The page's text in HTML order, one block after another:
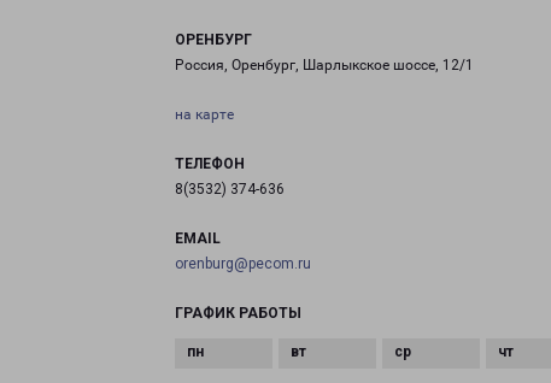
ОРЕНБУРГ
Россия, Оренбург, Шарлыкское шоссе, 12/1
на карте
ТЕЛЕФОН
8(3532) 374-636
EMAIL
orenburg@pecom.ru
ГРАФИК РАБОТЫ